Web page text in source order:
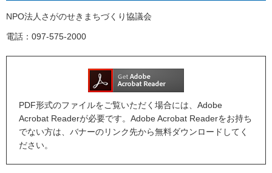
NPO法人さがのせきまちづくり協議会
電話：097-575-2000
PDF形式のファイルをご覧いただく場合には、Adobe
Acrobat Readerが必要です。Adobe Acrobat Readerをお持ち
でない方は、バナーのリンク先から無料ダウンロードしてく
ださい。